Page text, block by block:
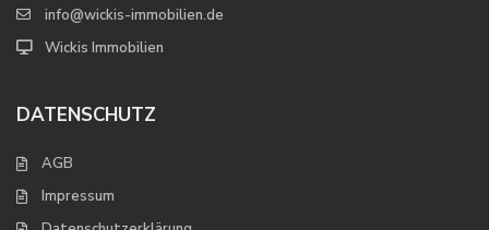
info@wickis-immobilien.de
Wickis Immobilien
DATENSCHUTZ
AGB
Impressum